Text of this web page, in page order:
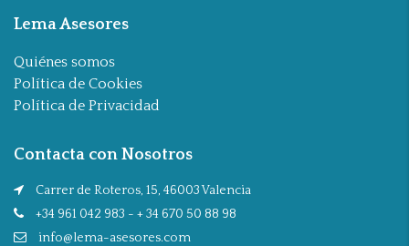
Lema Asesores
Quiénes somos
Política de Cookies
Política de Privacidad
Contacta con Nosotros
Carrer de Roteros, 15, 46003 Valencia
+34 961 042 983 - + 34 670 50 88 98
info@lema-asesores.com